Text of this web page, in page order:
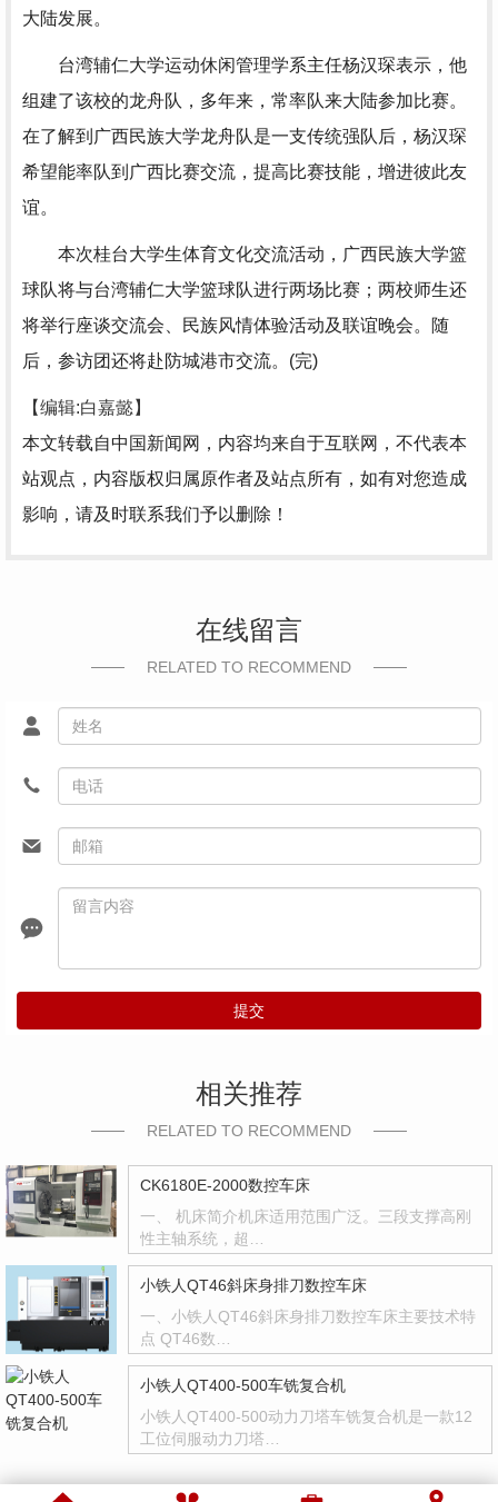
大陆发展。
台湾辅仁大学运动休闲管理学系主任杨汉琛表示，他
组建了该校的龙舟队，多年来，常率队来大陆参加比赛。
在了解到广西民族大学龙舟队是一支传统强队后，杨汉琛
希望能率队到广西比赛交流，提高比赛技能，增进彼此友
谊。
本次桂台大学生体育文化交流活动，广西民族大学篮
球队将与台湾辅仁大学篮球队进行两场比赛；两校师生还
将举行座谈交流会、民族风情体验活动及联谊晚会。随
后，参访团还将赴防城港市交流。(完)
【编辑:白嘉懿】
本文转载自中国新闻网，内容均来自于互联网，不代表本
站观点，内容版权归属原作者及站点所有，如有对您造成
影响，请及时联系我们予以删除！
在线留言
RELATED TO RECOMMEND
提交
相关推荐
RELATED TO RECOMMEND
CK6180E-2000数控车床
一、 机床简介机床适用范围广泛。三段支撑高刚
性主轴系统，超…
小铁人QT46斜床身排刀数控车床
一、小铁人QT46斜床身排刀数控车床主要技术特
点 QT46数…
小铁人QT400-500车铣复合机
小铁人QT400-500动力刀塔车铣复合机是一款12
工位伺服动力刀塔…